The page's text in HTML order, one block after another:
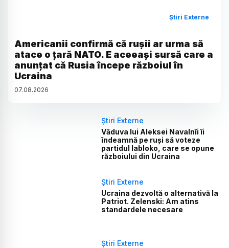
Știri Externe
Americanii confirmă că rușii ar urma să
atace o țară NATO. E aceeași sursă care a
anunțat că Rusia începe războiul în
Ucraina
07.08.2026
Știri Externe
Văduva lui Aleksei Navalnîi îi
îndeamnă pe ruși să voteze
partidul Iabloko, care se opune
războiului din Ucraina
Știri Externe
Ucraina dezvoltă o alternativă la
Patriot. Zelenski: Am atins
standardele necesare
Știri Externe